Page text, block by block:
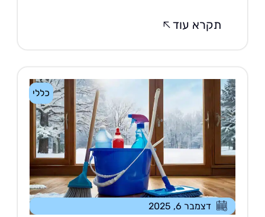
תקרא עוד
כללי
דצמבר 6, 2025